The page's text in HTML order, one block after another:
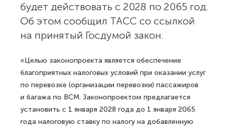
будет действовать с 2028 по 2065 год.
Об этом сообщил ТАСС со ссылкой
на принятый Госдумой закон.
«Целью законопроекта является обеспечение
благоприятных налоговых условий при оказании услуг
по перевозке (организации перевозки) пассажиров
и багажа по ВСМ. Законопроектом предлагается
установить с 1 января 2028 года до 1 января 2065
года налоговую ставку по налогу на добавленную